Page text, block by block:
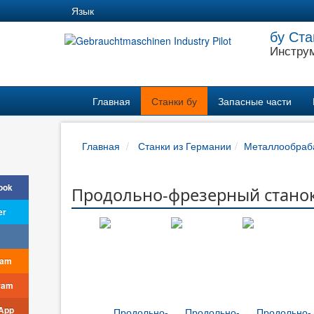
Язык
бу
Главная Станки бу Запасные части
Главная Станки из Германии
Продольно-фрезерный